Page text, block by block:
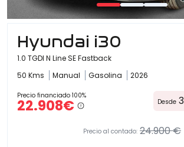
Hyundai i30
1.0 TGDI N Line SE Fastback
50 Kms
Manual Gasolina 2026
Precio financiado 100%
22.908€ Desde
Precio al contado: 24.900 €